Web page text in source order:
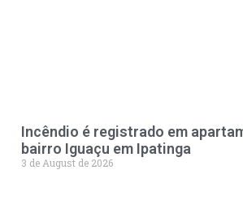
Incêndio é registrado em
bairro Iguaçu em Ipatinga
3 de August de 2026